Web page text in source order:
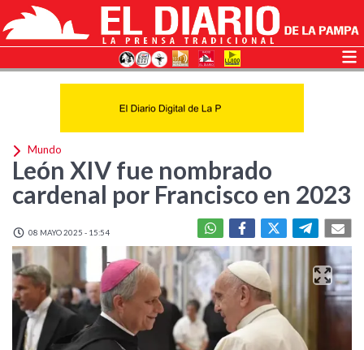
Mundo
León XIV fue nombrado
cardenal por Francisco en 2023
08 MAYO 2025 - 15:54